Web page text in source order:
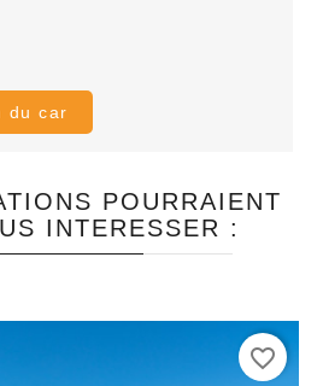
du car
POURRAIENT
INTERESSER :
favorite_border